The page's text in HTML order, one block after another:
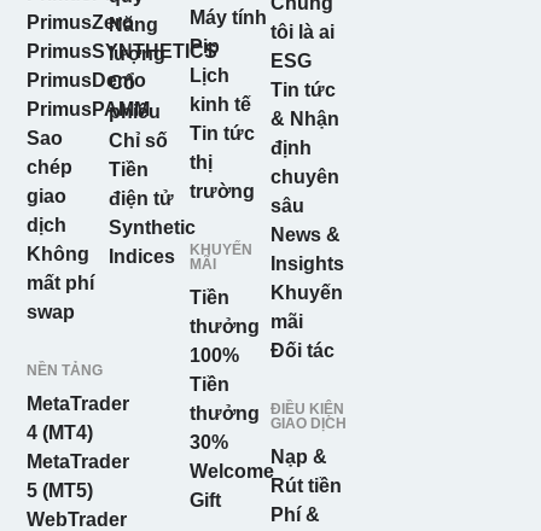
PrimusZero
PrimusSYNTHETICS
PrimusDemo
PrimusPAMM
Sao
chép
giao
dịch
Không
mất phí
swap
NỀN TẢNG
MetaTrader
4 (MT4)
MetaTrader
5 (MT5)
WebTrader
Năng
lượng
Cổ
phiếu
Chỉ số
Tiền
điện tử
Synthetic
Indices
Máy tính
Pip
Lịch
kinh tế
Tin tức
thị
trường
KHUYẾN
MÃI
Tiền
thưởng
100%
Tiền
thưởng
30%
Welcome
Gift
tôi là ai
ESG
Tin tức
& Nhận
định
chuyên
sâu
News &
Insights
Khuyến
mãi
Đối tác
ĐIỀU KIỆN
GIAO DỊCH
Nạp &
Rút tiền
Phí &